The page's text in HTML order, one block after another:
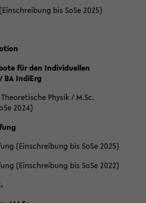
bis SoSe 2025)
für den Individuellen
BA IndiErg
Physik / M.Sc.
2024)
(Einschreibung bis SoSe 2025)
(Einschreibung bis SoSe 2022)